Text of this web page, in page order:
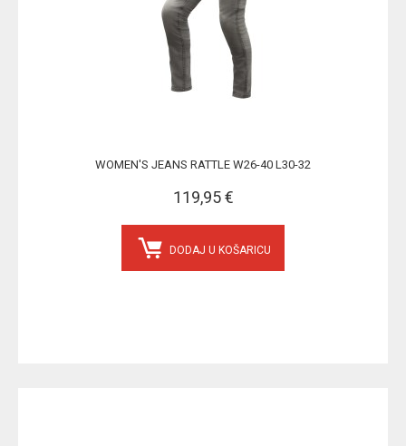
WOMEN'S JEANS RATTLE W26-40 L30-32
119,95 €
DODAJ U KOŠARICU